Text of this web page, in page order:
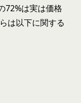
72%は実は価格
は以下に関する